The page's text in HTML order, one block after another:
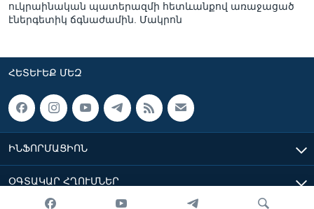
ուկրաինական պատերազմի հետևանքով առաջացած
էներգետիկ ճգնաժամին. Մակրոն
ՀԵՏԵՒԵՔ ՄԵԶ
ԻՆՖՈՐՄԱՑԻՈՆ
ՕԳՏԱԿԱՐ ՀՂՈՒՄՆԵՐ